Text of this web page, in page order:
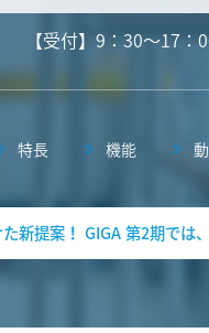
【受付】9：30～17
特長 機能
新提案！ GIGA 第2期では